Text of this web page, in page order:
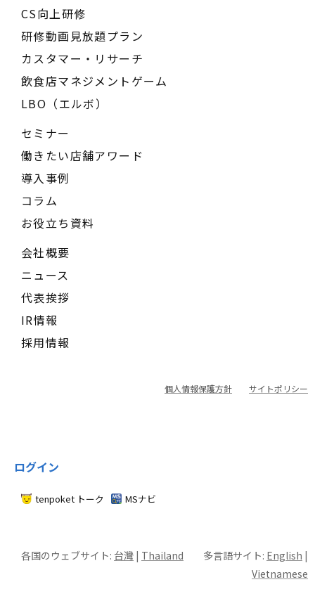
CS向上研修
研修動画見放題プラン
カスタマー・リサーチ
飲食店マネジメントゲーム
LBO（エルボ）
セミナー
働きたい店舗アワード
導入事例
コラム
お役立ち資料
会社概要
ニュース
代表挨拶
IR情報
採用情報
個人情報保護方針 サイトポリシー
ログイン
tenpoket トーク MSナビ
各国のウェブサイト: 台灣 | Thailand 多言語サイト: English |
Vietnamese